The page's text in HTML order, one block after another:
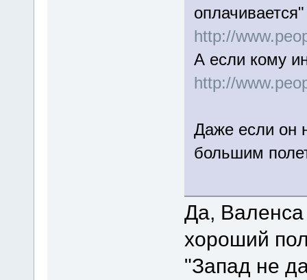
оплачивается"
http://
А если кому
http://
Даже если он
большим
Да, Валенса
хороший
"Запад не